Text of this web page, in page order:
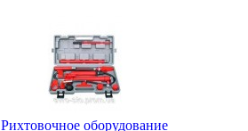
Pиxтoвoчнoe oбopудoвaниe